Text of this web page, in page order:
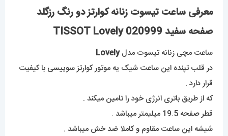
معرفی ساعت تیسوت زنانه کوارتز دو رنگ رزگلد
صفحه سفید 020999 TISSOT Lovely
ساعت مچی زنانهتیسوت مدلLovely
در قلب تپنده این ساعت شیک یه موتور کوارتز سوییسی با کیفیت
قرار دارد .
که از طریق باتری انرژی خود را تامین میکند .
قطر صفحه 19.5 میلیمتر میباشد .
شیشه این ساعت مقاوم و کاملا ضد خش میباشد .